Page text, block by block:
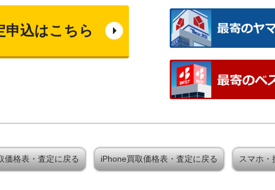
申込はこちら
価格表・査定に戻る iPhone買取価格表・査定に戻る スマホ・